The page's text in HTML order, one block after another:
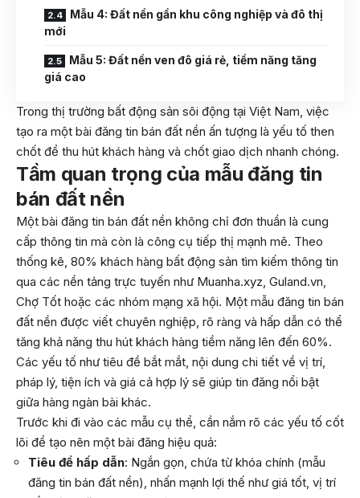
Mẫu 4: Đất nền gần khu công nghiệp và đô thị
mới
Mẫu 5: Đất nền ven đô giá rẻ, tiềm năng tăng
giá cao
Trong thị trường bất động sản sôi động tại Việt Nam, việc
tạo ra một bài đăng tin bán đất nền ấn tượng là yếu tố then
chốt để thu hút khách hàng và chốt giao dịch nhanh chóng.
Tầm quan trọng của mẫu đăng tin
bán đất nền
Một bài đăng tin bán đất nền không chỉ đơn thuần là cung
cấp thông tin mà còn là công cụ tiếp thị mạnh mẽ. Theo
thống kê, 80% khách hàng bất động sản tìm kiếm thông tin
qua các nền tảng trực tuyến như Muanha.xyz, Guland.vn,
Chợ Tốt hoặc các nhóm mạng xã hội. Một mẫu đăng tin bán
đất nền được viết chuyên nghiệp, rõ ràng và hấp dẫn có thể
tăng khả năng thu hút khách hàng tiềm năng lên đến 60%.
Các yếu tố như tiêu đề bắt mắt, nội dung chi tiết về vị trí,
pháp lý, tiện ích và giá cả hợp lý sẽ giúp tin đăng nổi bật
giữa hàng ngàn bài khác.
Trước khi đi vào các mẫu cụ thể, cần nắm rõ các yếu tố cốt
lõi để tạo nên một bài đăng hiệu quả:
Tiêu đề hấp dẫn: Ngắn gọn, chứa từ khóa chính (mẫu
đăng tin bán đất nền), nhấn mạnh lợi thế như giá tốt, vị trí